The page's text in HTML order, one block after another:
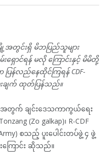
ြို့အတွင်းရှိ မိဘပြည်သူများ
းရှောင်ရန် မလို ကြောင်းနှင့် မိမိတို့
ပြန်လည်နေထိုင်ကြရန် CDF-
ချက် ထုတ်ပြန်သည်။
တွက် ချင်းဒေသကာကွယ်ရေး
(Zo galkap)၊ R-CDF
Army) စသည့် ပူးပေါင်းတပ်ဖွဲ့ ၄ ဖွဲ့
ြောင်း ဆိုသည်။